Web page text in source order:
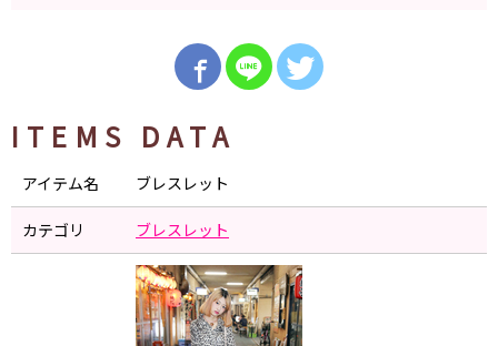
ITEMS DATA
アイテム名 ブレスレット
カテゴリ ブレスレット